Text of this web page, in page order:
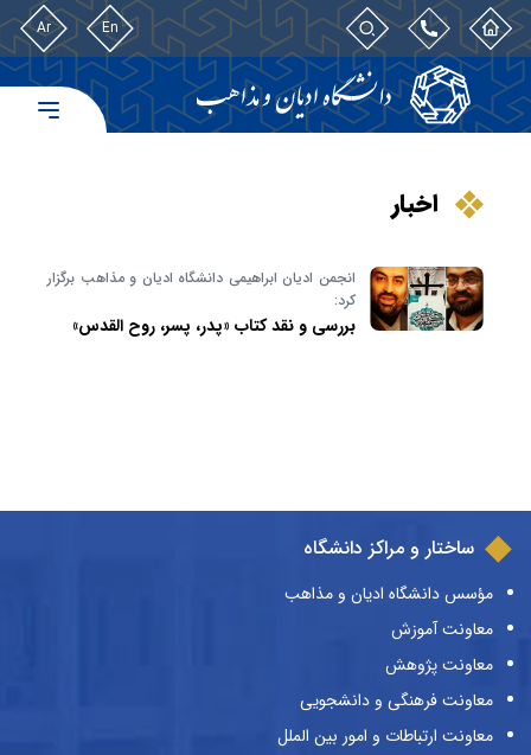
En
Ar
اخبار
انجمن ادیان ابراهیمی دانشگاه ادیان و مذاهب برگزار
کرد:
بررسی و نقد کتاب «پدر، پسر، روح القدس»
ساختار و مراکز دانشگاه
مؤسس دانشگاه ادیان و مذاهب
معاونت آموزش
معاونت پژوهش
معاونت فرهنگی و دانشجویی
معاونت ارتباطات و امور بین الملل